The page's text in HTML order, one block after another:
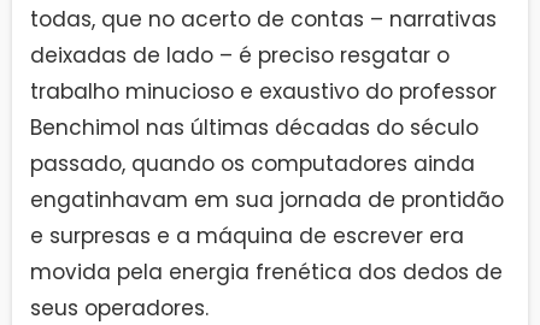
todas, que no acerto de contas – narrativas
deixadas de lado – é preciso resgatar o
trabalho minucioso e exaustivo do professor
Benchimol nas últimas décadas do século
passado, quando os computadores ainda
engatinhavam em sua jornada de prontidão
e surpresas e a máquina de escrever era
movida pela energia frenética dos dedos de
seus operadores.